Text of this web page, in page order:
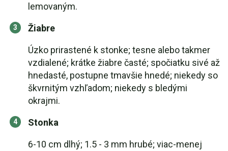
lemovaným.
Žiabre
Úzko prirastené k stonke; tesne alebo takmer
vzdialené; krátke žiabre časté; spočiatku sivé až
hnedasté, postupne tmavšie hnedé; niekedy so
škvrnitým vzhľadom; niekedy s bledými
okrajmi.
Stonka
6-10 cm dlhý; 1.5 - 3 mm hrubé; viac-menej